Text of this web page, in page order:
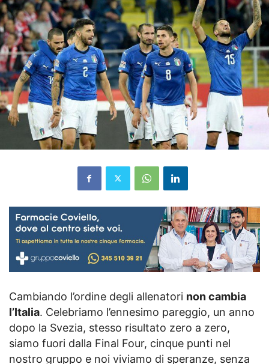
Cambiando l’ordine degli allenatori non cambia
l’Italia. Celebriamo l’ennesimo pareggio, un anno
dopo la Svezia, stesso risultato zero a zero,
siamo fuori dalla Final Four, cinque punti nel
nostro gruppo e noi viviamo di speranze, senza